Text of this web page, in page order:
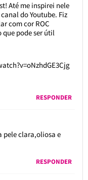
Até me inspirei nele
do Youtube. Fiz
com cor ROC
que pode ser útil
RESPONDER
pele clara,oliosa e
RESPONDER